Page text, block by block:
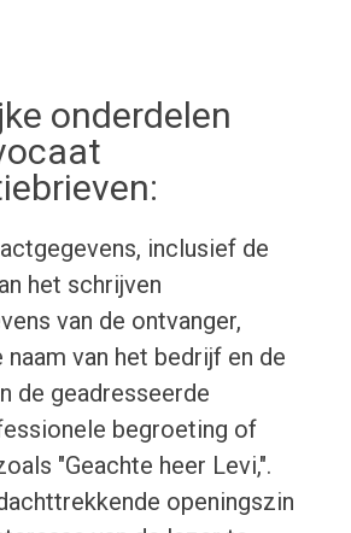
onderdelen
inclusief de
het schrijven
van de ontvanger,
naam van het bedrijf en de
de geadresseerde
begroeting of
"Geachte heer Levi,".
openingszin